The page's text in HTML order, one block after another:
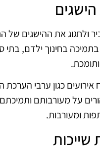
הישגים
ולחגוג את ההישגים
בחינוך ילדם,
אירועים כגון ערבי
על מעורבותם ותמיכתם
ומעורבות.
שייכות